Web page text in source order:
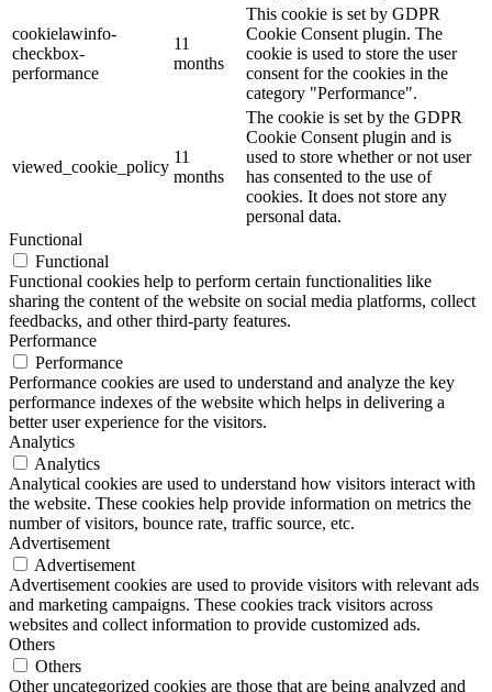
cookielawinfo-
checkbox-
performance
11
months
This cookie is set by GDPR
Cookie Consent plugin. The
cookie is used to store the user
consent for the cookies in the
category "Performance".
viewed_cookie_policy
11
months
The cookie is set by the GDPR
Cookie Consent plugin and is
used to store whether or not user
has consented to the use of
cookies. It does not store any
personal data.
Functional
Functional
Functional cookies help to perform certain functionalities like
sharing the content of the website on social media platforms, collect
feedbacks, and other third-party features.
Performance
Performance
Performance cookies are used to understand and analyze the key
performance indexes of the website which helps in delivering a
better user experience for the visitors.
Analytics
Analytics
Analytical cookies are used to understand how visitors interact with
the website. These cookies help provide information on metrics the
number of visitors, bounce rate, traffic source, etc.
Advertisement
Advertisement
Advertisement cookies are used to provide visitors with relevant ads
and marketing campaigns. These cookies track visitors across
websites and collect information to provide customized ads.
Others
Others
Other uncategorized cookies are those that are being analyzed and